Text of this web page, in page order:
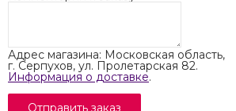
Адрес магазина: Московская область,
г. Серпухов, ул. Пролетарская 82.
Информация о доставке.